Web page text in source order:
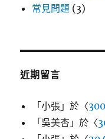
常見問題 (3)
近期留言
「小張 」於〈
「吳美杏 」於〈